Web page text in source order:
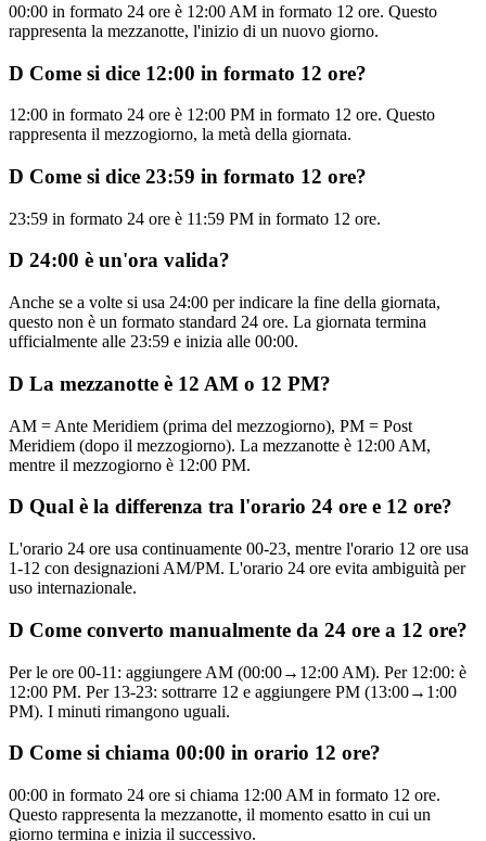
00:00 in formato 24 ore è 12:00 AM in formato 12 ore. Questo
rappresenta la mezzanotte, l'inizio di un nuovo giorno.
D Come si dice 12:00 in formato 12 ore?
12:00 in formato 24 ore è 12:00 PM in formato 12 ore. Questo
rappresenta il mezzogiorno, la metà della giornata.
D Come si dice 23:59 in formato 12 ore?
23:59 in formato 24 ore è 11:59 PM in formato 12 ore.
D 24:00 è un'ora valida?
Anche se a volte si usa 24:00 per indicare la fine della giornata,
questo non è un formato standard 24 ore. La giornata termina
ufficialmente alle 23:59 e inizia alle 00:00.
D La mezzanotte è 12 AM o 12 PM?
AM = Ante Meridiem (prima del mezzogiorno), PM = Post
Meridiem (dopo il mezzogiorno). La mezzanotte è 12:00 AM,
mentre il mezzogiorno è 12:00 PM.
D Qual è la differenza tra l'orario 24 ore e 12 ore?
L'orario 24 ore usa continuamente 00-23, mentre l'orario 12 ore usa
1-12 con designazioni AM/PM. L'orario 24 ore evita ambiguità per
uso internazionale.
D Come converto manualmente da 24 ore a 12 ore?
Per le ore 00-11: aggiungere AM (00:00→12:00 AM). Per 12:00: è
12:00 PM. Per 13-23: sottrarre 12 e aggiungere PM (13:00→1:00
PM). I minuti rimangono uguali.
D Come si chiama 00:00 in orario 12 ore?
00:00 in formato 24 ore si chiama 12:00 AM in formato 12 ore.
Questo rappresenta la mezzanotte, il momento esatto in cui un
giorno termina e inizia il successivo.